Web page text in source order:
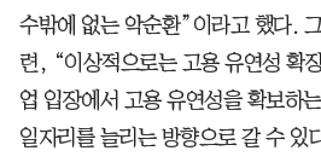
수밖에 없는 악순환”이라고 했다.
련, “이상적으로는 고용 유연성 확
업 입장에서 고용 유연성을 확보하
일자리를 늘리는 방향으로 갈 수 있